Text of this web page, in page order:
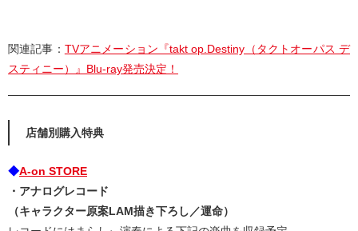
関連記事： TVアニメーション『takt op.Destiny（タクトオーパス デ
スティニー）』Blu-ray発売決定！
店舗別購入特典
◆A-on STORE
・アナログレコード
（キャラクター原案LAM描き下ろし／運命）